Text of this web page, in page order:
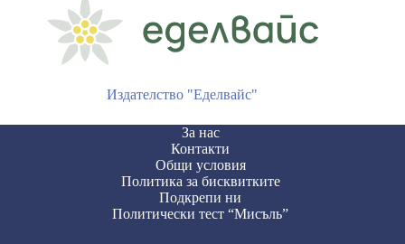
Издателство "Еделвайс"
За нас
Контакти
Общи условия
Политика за бисквитките
Подкрепи ни
Политически тест “Мисъль”